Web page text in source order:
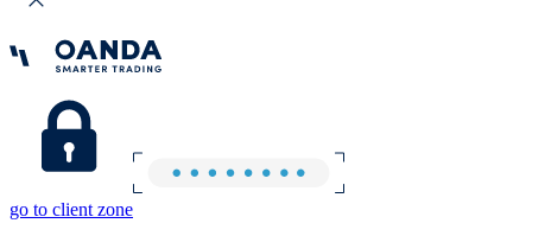
go to client zone